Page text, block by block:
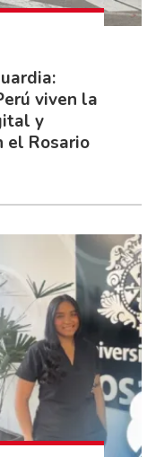
viven la
y
el Rosario